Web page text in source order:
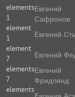
elements
1
element
1
element
7
elements
7
elements
Евгений
Сафронов
Евгений
Евгений
Евгений
Фридлянд